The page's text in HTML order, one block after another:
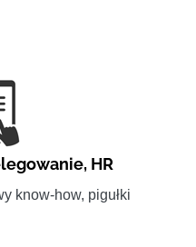
, HR
know-how, pigułki